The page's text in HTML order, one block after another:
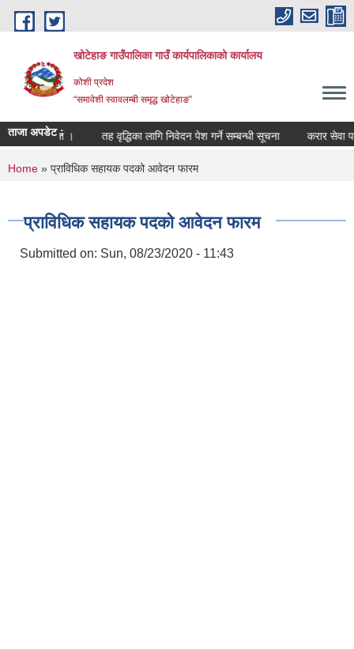
Skip to main content
खोटेहाङ गाउँपालिका गाउँ कार्यपालिकाको कार्यालय
कोशी प्रदेश
“समावेशी स्वावलम्बी समृद्ध खोटेहाङ”
ताजा अपडेट :
सूचना । तह वृद्धिका लागि निवेदन पेश गर्ने सम्बन्धी सूचना करार सेवा
You are here
Home » प्राविधिक सहायक पदको आवेदन फारम
प्राविधिक सहायक पदको आवेदन फारम
Submitted on: Sun, 08/23/2020 - 11:43